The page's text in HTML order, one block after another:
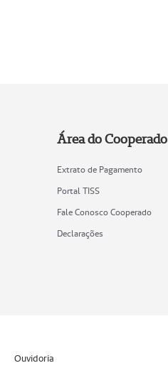
Área do Cooperado
Extrato de Pagamento
Portal TISS
Fale Conosco Cooperado
Declarações
Ouvidoria